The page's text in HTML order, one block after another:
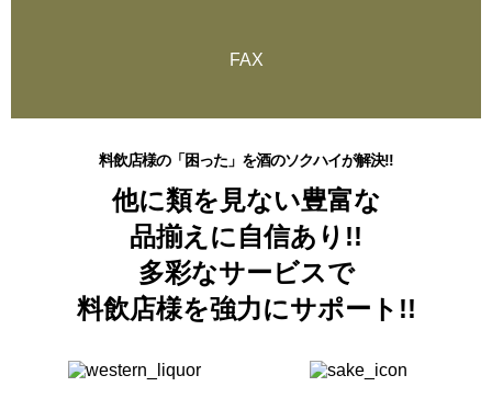
FAX
料飲店様の「困った」を酒のソクハイが解決!!
他に類を見ない豊富な
品揃えに自信あり!!
多彩なサービスで
料飲店様を強力にサポート!!